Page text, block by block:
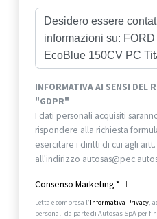
INFORMATIVA AI SENSI DEL
"GDPR"
I dati personali acquisiti
rispondere alla richiesta
esercitare i diritti di cui agli
all'indirizzo
Consenso Marketing *
Letta e compresa l’Informativa Privacy,
personali da parte di Autosas SpA per